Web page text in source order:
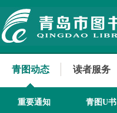
青图动态 读者服务
重要通知 青图U书